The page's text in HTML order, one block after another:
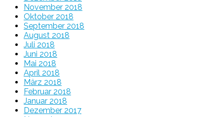
November 2018
Oktober 2018
September 2018
August 2018
Juli 2018
Juni 2018
Mai 2018
April 2018
März 2018
Februar 2018
Januar 2018
Dezember 2017